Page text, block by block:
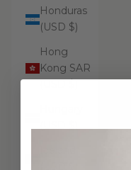
Honduras
(USD $)
Hong
Kong SAR